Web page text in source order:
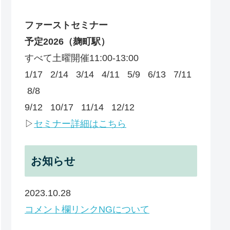
ファーストセミナー
予定2026 （麹町駅）
すべて土曜開催11:00-13:00
1/17 2/14 3/14 4/11 5/9 6/13 7/11
8/8
9/12 10/17 11/14 12/12
▷ セミナー詳細はこちら
お知らせ
2023.10.28
コメント欄リンクNGについて